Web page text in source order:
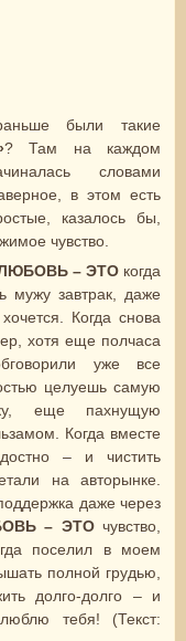
были такие
? Там на каждом
словами
в этом есть
казалось бы,
чувство.
– ЭТО когда
мужу завтрак, даже
Когда снова
хотя еще полчаса
уже все
целуешь самую
еще пахнущую
Когда вместе
– и чистить
на авторынке.
даже через
– ЭТОчувство,
поселил в моем
полной грудью,
долго-долго – и
тебя! (Текст: